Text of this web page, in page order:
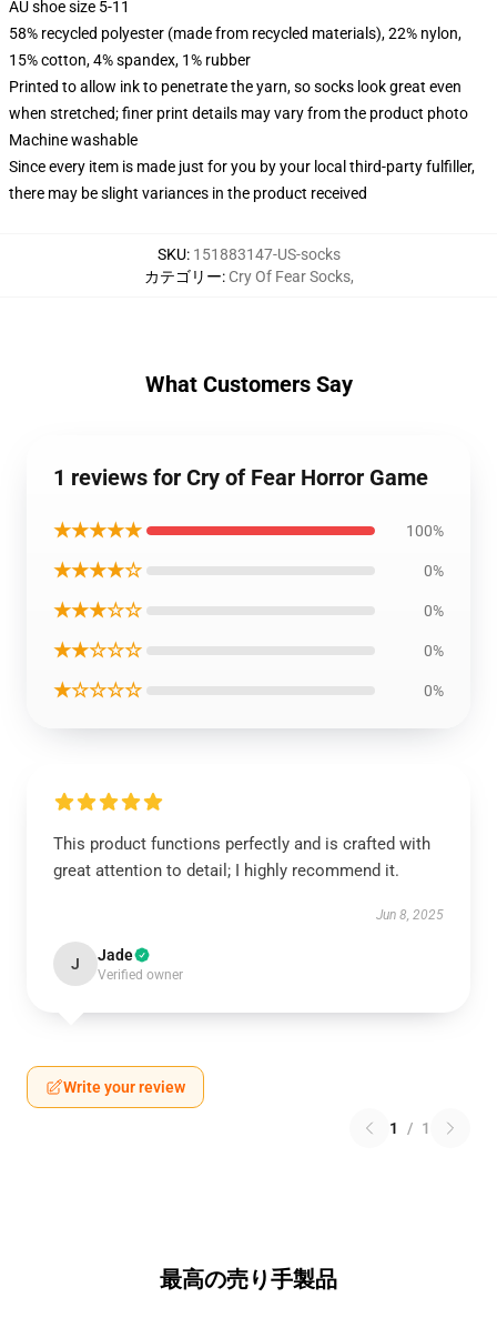
AU shoe size 5-11
58% recycled polyester (made from recycled materials), 22% nylon,
15% cotton, 4% spandex, 1% rubber
Printed to allow ink to penetrate the yarn, so socks look great even
when stretched; finer print details may vary from the product photo
Machine washable
Since every item is made just for you by your local third-party fulfiller,
there may be slight variances in the product received
SKU: 151883147-US-socks
カテゴリー: Cry Of Fear Socks,
What Customers Say
1 reviews for Cry of Fear Horror Game
★★★★★ 100%
★★★★☆ 0%
★★★☆☆ 0%
★★☆☆☆ 0%
★☆☆☆☆ 0%
This product functions perfectly and is crafted with
great attention to detail; I highly recommend it.
Jun 8, 2025
J Jade
Verified owner
Write your review
1 / 1
最高の売り手製品